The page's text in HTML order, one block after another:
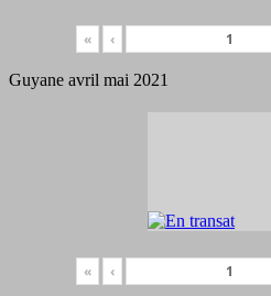
« ‹
Guyane avril mai 2021
« ‹